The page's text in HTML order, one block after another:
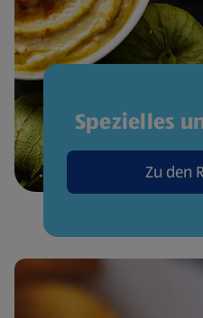
Spezielles
Zu den